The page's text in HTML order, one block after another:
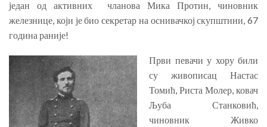
један од активних чланова Мика Протин, чиновник
железнице, који је био секретар на оснивачкој скупштини, 67
година раније!
Први певачи у хору били
су живописац Настас
Томић, Риста Молер, ковач
Љуба Станковић,
чиновник Живко